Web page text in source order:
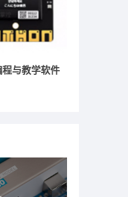
程与教学软件